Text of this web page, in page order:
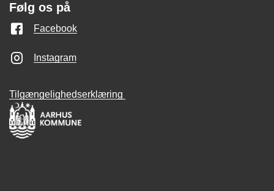
Følg os på
Facebook
Instagram
Tilgængelighedserklæring